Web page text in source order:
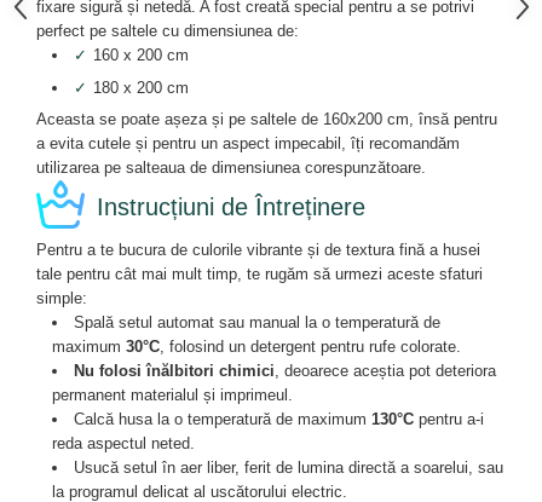
fixare sigură și netedă. A fost creată special pentru a se potrivi
perfect pe saltele cu dimensiunea de:
✓ 160 x 200 cm
✓ 180 x 200 cm
Aceasta se poate așeza și pe saltele de 160x200 cm, însă pentru
a evita cutele și pentru un aspect impecabil, îți recomandăm
utilizarea pe salteaua de dimensiunea corespunzătoare.
Instrucțiuni de Întreținere
Pentru a te bucura de culorile vibrante și de textura fină a husei
tale pentru cât mai mult timp, te rugăm să urmezi aceste sfaturi
simple:
Spală setul automat sau manual la o temperatură de
maximum 30°C, folosind un detergent pentru rufe colorate.
Nu folosi înălbitori chimici, deoarece aceștia pot deteriora
permanent materialul și imprimeul.
Calcă husa la o temperatură de maximum 130°C pentru a-i
reda aspectul neted.
Usucă setul în aer liber, ferit de lumina directă a soarelui, sau
la programul delicat al uscătorului electric.